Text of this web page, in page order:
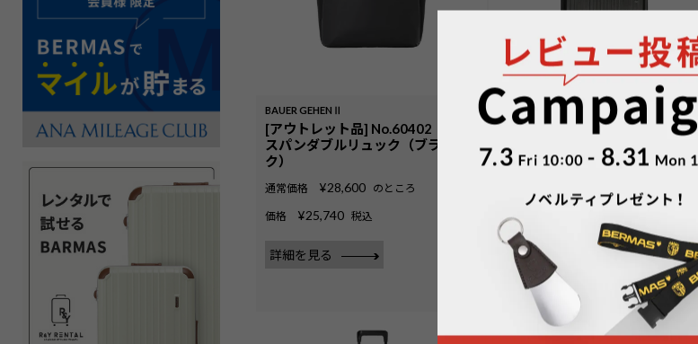
BAUER GEHENⅡ
[アウトレット品] No.60402：エキ
スパンダブルリュック（ブラッ
ク）
通常価格 ¥28,600 のところ
価格 ¥25,740 税込
詳細を見る
INTER CITY
No.60523：[新仕様] フロントオ
ープン スクエア4輪33L 39cm
¥ 30,800
詳細を見る
5.00（2）